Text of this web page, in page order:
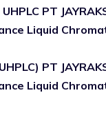
PT
Liquid
PT
Liquid